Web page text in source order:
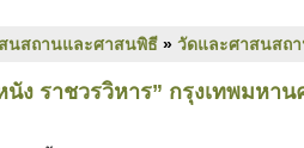
นสถานและศาสนพิธี » วัดและศาสนสถ
นัง ราชวรวิหาร” กรุงเทพมหาน